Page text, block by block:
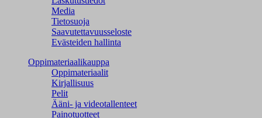
Media
Tietosuoja
Saavutettavuusseloste
Evästeiden hallinta
Oppimateriaalikauppa
Oppimateriaalit
Kirjallisuus
Pelit
Ääni- ja videotallenteet
Painotuotteet